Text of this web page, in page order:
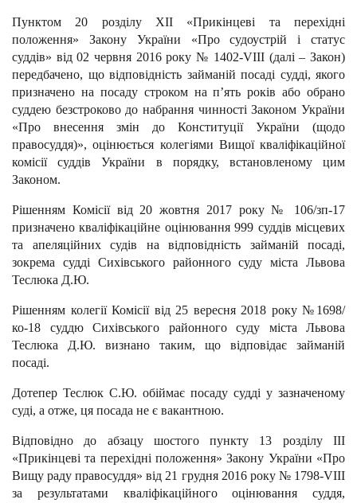
Пунктом 20 розділу XII «Прикінцеві та перехідні
положення» Закону України «Про судоустрій і статус
суддів» від 02 червня 2016 року № 1402-VIII (далі – Закон)
передбачено, що відповідність займаній посаді судді, якого
призначено на посаду строком на п’ять років або обрано
суддею безстроково до набрання чинності Законом України
«Про внесення змін до Конституції України (щодо
правосуддя)», оцінюється колегіями Вищої кваліфікаційної
комісії суддів України в порядку, встановленому цим
Законом.
Рішенням Комісії від 20 жовтня 2017 року № 106/зп-17
призначено кваліфікаційне оцінювання 999 суддів місцевих
та апеляційних судів на відповідність займаній посаді,
зокрема судді Сихівського районного суду міста Львова
Теслюка Д.Ю.
Рішенням колегії Комісії від 25 вересня 2018 року №1698/
ко-18 суддю Сихівського районного суду міста Львова
Теслюка Д.Ю. визнано таким, що відповідає займаній
посаді.
Дотепер Теслюк С.Ю. обіймає посаду судді у зазначеному
суді, а отже, ця посада не є вакантною.
Відповідно до абзацу шостого пункту 13 розділу III
«Прикінцеві та перехідні положення» Закону України «Про
Вищу раду правосуддя» від 21 грудня 2016 року № 1798-VІІІ
за результатами кваліфікаційного оцінювання суддя,